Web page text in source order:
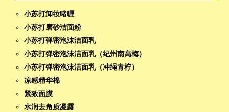
小苏打卸妆啫喱
小苏打磨砂洁面粉
小苏打弹密泡沫洁面乳
小苏打弹密泡沫洁面乳（纪州南高梅）
小苏打弹密泡沫洁面乳（冲绳青柠）
凉感精华棉
紧致面膜
水润去角质凝露